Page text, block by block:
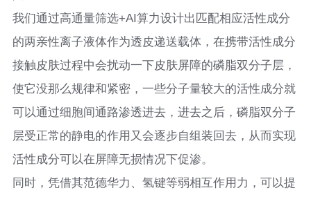
我们通过高通量筛选+AI算力设计出匹配相应活性成分
的两亲性离子液体作为透皮递送载体，在携带活性成分
接触皮肤过程中会扰动一下皮肤屏障的磷脂双分子层，
使它没那么规律和紧密，一些分子量较大的活性成分就
可以通过细胞间通路渗透进去，进去之后，磷脂双分子
层受正常的静电的作用又会逐步自组装回去，从而实现
活性成分可以在屏障无损情况下促渗。
同时，凭借其范德华力、氢键等弱相互作用力，可以提